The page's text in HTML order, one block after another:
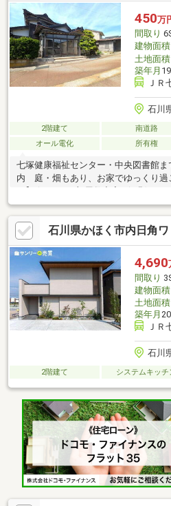
450万
間取り
建物面積
土地面積
築年月
Ｊ
石川
2階建て 南道路
オール電化
所有権
七塚健康福祉センター・中央図書館
内 庭・畑もあり、お家でゆっくり
とした時間を楽しむこと出来ます♪☆
に書院あり、気品ある和室♪☆広々と
材の装飾が施されており、高級感あり
ており、海近くで雨風の心配もなく
車庫あり、車庫裏には畑スペースも
に♪
石川県かほく市内日角
4,690
間取り
建物面積
土地面積
築年月
ＪＲ
石川
2階建て システムキッチ